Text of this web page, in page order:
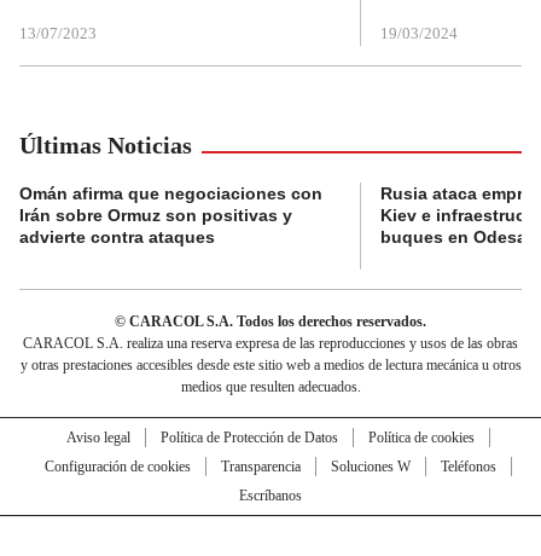
13/07/2023 19/03/2024
Últimas Noticias
Omán afirma que negociaciones con
Irán sobre Ormuz son positivas y
advierte contra ataques
Rusia ataca
Kiev e
buques en Odesa
© CARACOL S.A. Todos los derechos reservados.
CARACOL S.A. realiza una reserva expresa de las reproducciones y usos de las obras
y otras prestaciones accesibles desde este sitio web a medios de lectura mecánica u otros
medios que resulten adecuados.
Aviso legal Política de Protección de Datos
Política de cookies
Configuración de cookies
Transparencia Soluciones W
Teléfonos
Escríbanos